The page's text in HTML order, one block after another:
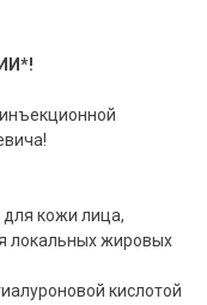
кожи лица,
локальных жировых
кислотой